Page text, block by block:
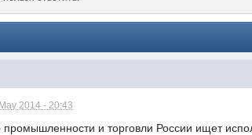
2014 - 20:43
промышленности и торговли России ищет